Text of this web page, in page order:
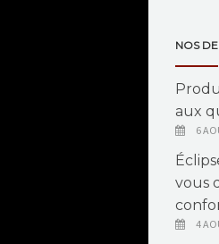
NOS
aux
6
vous
4